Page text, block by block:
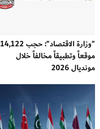
"وزارة الاقتصاد": حجب 14,122
موقعاً وتطبيقاً مخالفاً خلال
مونديال 2026